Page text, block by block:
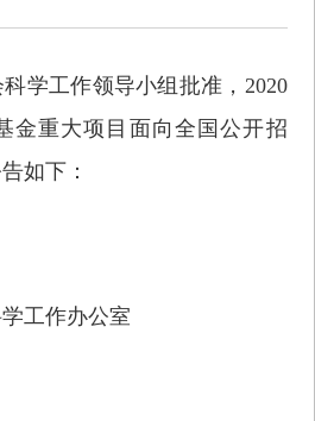
学工作领导小组批准，2020
金重大项目面向全国公开招
如下：
工作办公室